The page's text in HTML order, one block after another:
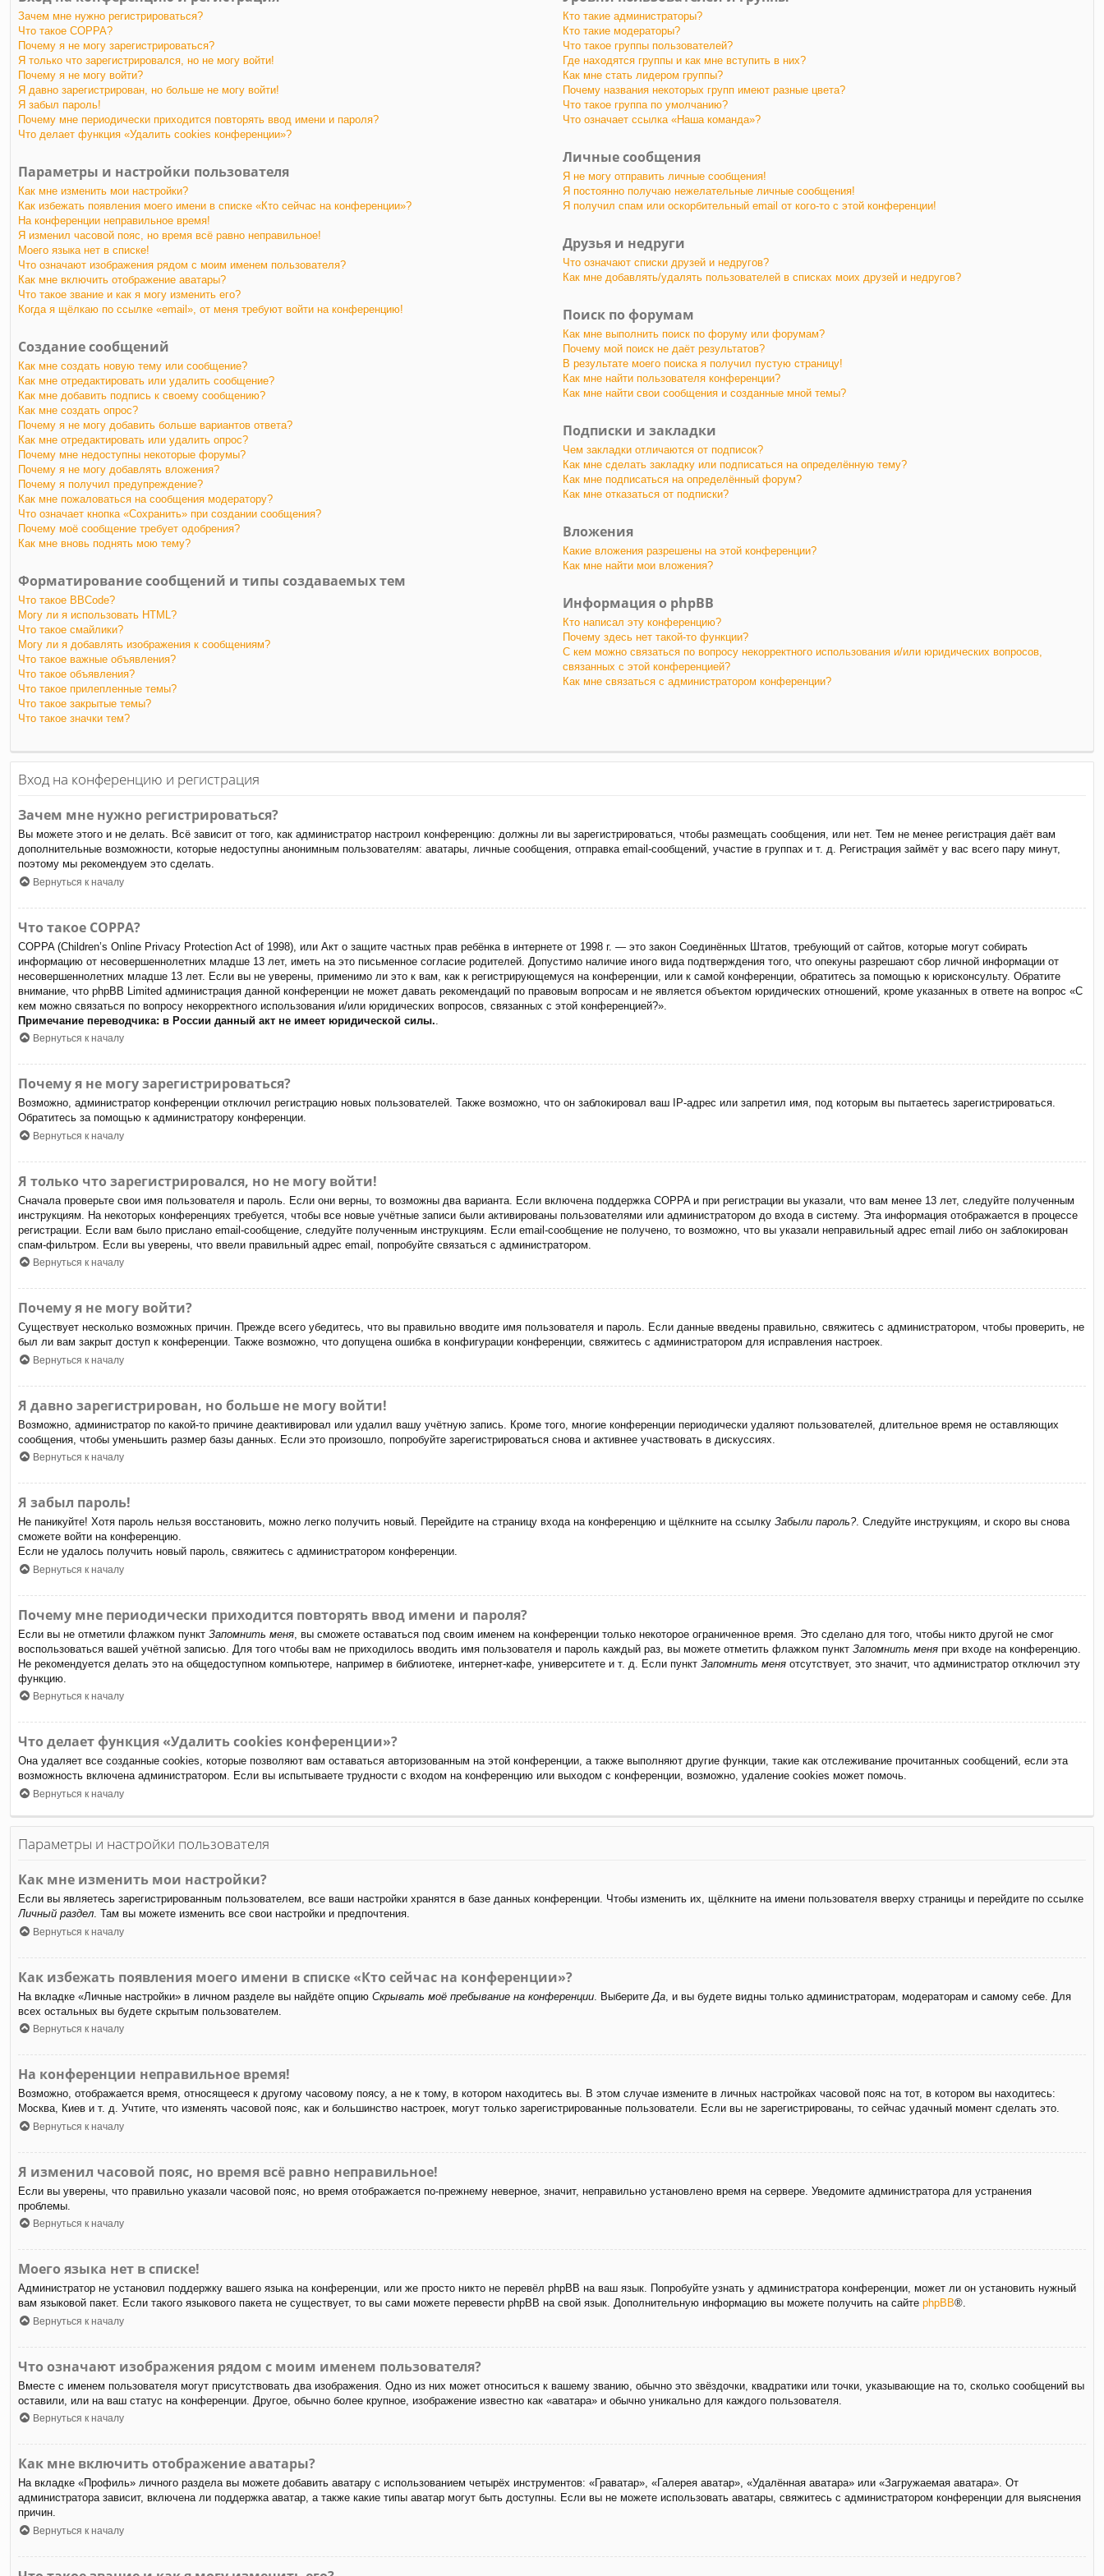
Зачем мне нужно регистрироваться?
Что такое COPPA?
Почему я не могу зарегистрироваться?
Я только что зарегистрировался, но не могу войти!
Почему я не могу войти?
Я давно зарегистрирован, но больше не могу войти!
Я забыл пароль!
Почему мне периодически приходится повторять ввод имени и пароля?
Что делает функция «Удалить cookies конференции»?
Параметры и настройки пользователя
Как мне изменить мои настройки?
Как избежать появления моего имени в списке «Кто сейчас на конференции»?
На конференции неправильное время!
Я изменил часовой пояс, но время всё равно неправильное!
Моего языка нет в списке!
Что означают изображения рядом с моим именем пользователя?
Как мне включить отображение аватары?
Что такое звание и как я могу изменить его?
Когда я щёлкаю по ссылке «email», от меня требуют войти на конференцию!
Создание сообщений
Как мне создать новую тему или сообщение?
Как мне отредактировать или удалить сообщение?
Как мне добавить подпись к своему сообщению?
Как мне создать опрос?
Почему я не могу добавить больше вариантов ответа?
Как мне отредактировать или удалить опрос?
Почему мне недоступны некоторые форумы?
Почему я не могу добавлять вложения?
Почему я получил предупреждение?
Как мне пожаловаться на сообщения модератору?
Что означает кнопка «Сохранить» при создании сообщения?
Почему моё сообщение требует одобрения?
Как мне вновь поднять мою тему?
Форматирование сообщений и типы создаваемых тем
Что такое BBCode?
Могу ли я использовать HTML?
Что такое смайлики?
Могу ли я добавлять изображения к сообщениям?
Что такое важные объявления?
Что такое объявления?
Что такое прилепленные темы?
Что такое закрытые темы?
Что такое значки тем?
Кто такие администраторы?
Кто такие модераторы?
Что такое группы пользователей?
Где находятся группы и как мне вступить в них?
Как мне стать лидером группы?
Почему названия некоторых групп имеют разные цвета?
Что такое группа по умолчанию?
Что означает ссылка «Наша команда»?
Личные сообщения
Я не могу отправить личные сообщения!
Я постоянно получаю нежелательные личные сообщения!
Я получил спам или оскорбительный email от кого-то с этой конференции!
Друзья и недруги
Что означают списки друзей и недругов?
Как мне добавлять/удалять пользователей в списках моих друзей и недругов?
Поиск по форумам
Как мне выполнить поиск по форуму или форумам?
Почему мой поиск не даёт результатов?
В результате моего поиска я получил пустую страницу!
Как мне найти пользователя конференции?
Как мне найти свои сообщения и созданные мной темы?
Подписки и закладки
Чем закладки отличаются от подписок?
Как мне сделать закладку или подписаться на определённую тему?
Как мне подписаться на определённый форум?
Как мне отказаться от подписки?
Вложения
Какие вложения разрешены на этой конференции?
Как мне найти мои вложения?
Информация о phpBB
Кто написал эту конференцию?
Почему здесь нет такой-то функции?
С кем можно связаться по вопросу некорректного использования и/или юридических вопросов,
связанных с этой конференцией?
Как мне связаться с администратором конференции?
Вход на конференцию и регистрация
Зачем мне нужно регистрироваться?
Вы можете этого и не делать. Всё зависит от того, как администратор настроил конференцию: должны ли вы зарегистрироваться, чтобы размещать сообщения, или нет. Тем не менее регистрация даёт вам
дополнительные возможности, которые недоступны анонимным пользователям: аватары, личные сообщения, отправка email-сообщений, участие в группах и т. д. Регистрация займёт у вас всего пару минут,
поэтому мы рекомендуем это сделать.
Вернуться к началу
Что такое COPPA?
COPPA (Children’s Online Privacy Protection Act of 1998), или Акт о защите частных прав ребёнка в интернете от 1998 г. — это закон Соединённых Штатов, требующий от сайтов, которые могут собирать
информацию от несовершеннолетних младше 13 лет, иметь на это письменное согласие родителей. Допустимо наличие иного вида подтверждения того, что опекуны разрешают сбор личной информации от
несовершеннолетних младше 13 лет. Если вы не уверены, применимо ли это к вам, как к регистрирующемуся на конференции, или к самой конференции, обратитесь за помощью к юрисконсульту. Обратите
внимание, что phpBB Limited администрация данной конференции не может давать рекомендаций по правовым вопросам и не является объектом юридических отношений, кроме указанных в ответе на вопрос «С
кем можно связаться по вопросу некорректного использования и/или юридических вопросов, связанных с этой конференцией?».
Примечание переводчика: в России данный акт не имеет юридической силы.
Вернуться к началу
Почему я не могу зарегистрироваться?
Возможно, администратор конференции отключил регистрацию новых пользователей. Также возможно, что он заблокировал ваш IP-адрес или запретил имя, под которым вы пытаетесь зарегистрироваться.
Обратитесь за помощью к администратору конференции.
Вернуться к началу
Я только что зарегистрировался, но не могу войти!
Сначала проверьте свои имя пользователя и пароль. Если они верны, то возможны два варианта. Если включена поддержка COPPA и при регистрации вы указали, что вам менее 13 лет, следуйте полученным
инструкциям. На некоторых конференциях требуется, чтобы все новые учётные записи были активированы пользователями или администратором до входа в систему. Эта информация отображается в процессе
регистрации. Если вам было прислано email-сообщение, следуйте полученным инструкциям. Если email-сообщение не получено, то возможно, что вы указали неправильный адрес email либо он заблокирован
спам-фильтром. Если вы уверены, что ввели правильный адрес email, попробуйте связаться с администратором.
Вернуться к началу
Почему я не могу войти?
Существует несколько возможных причин. Прежде всего убедитесь, что вы правильно вводите имя пользователя и пароль. Если данные введены правильно, свяжитесь с администратором, чтобы проверить, не
был ли вам закрыт доступ к конференции. Также возможно, что допущена ошибка в конфигурации конференции, свяжитесь с администратором для исправления настроек.
Вернуться к началу
Я давно зарегистрирован, но больше не могу войти!
Возможно, администратор по какой-то причине деактивировал или удалил вашу учётную запись. Кроме того, многие конференции периодически удаляют пользователей, длительное время не оставляющих
сообщения, чтобы уменьшить размер базы данных. Если это произошло, попробуйте зарегистрироваться снова и активнее участвовать в дискуссиях.
Вернуться к началу
Я забыл пароль!
Не паникуйте! Хотя пароль нельзя восстановить, можно легко получить новый. Перейдите на страницу входа на конференцию и щёлкните на ссылку Забыли пароль?. Следуйте инструкциям, и скоро вы снова
сможете войти на конференцию.
Если не удалось получить новый пароль, свяжитесь с администратором конференции.
Вернуться к началу
Почему мне периодически приходится повторять ввод имени и пароля?
Если вы не отметили флажком пункт Запомнить меня , вы сможете оставаться под своим именем на конференции только некоторое ограниченное время. Это сделано для того, чтобы никто другой не смог
воспользоваться вашей учётной записью. Для того чтобы вам не приходилось вводить имя пользователя и пароль каждый раз, вы можете отметить флажком пункт Запомнить меня при входе на конференцию.
Не рекомендуется делать это на общедоступном компьютере, например в библиотеке, интернет-кафе, университете и т. д. Если пункт Запомнить меня отсутствует, это значит, что администратор отключил эту
функцию.
Вернуться к началу
Что делает функция «Удалить cookies конференции»?
Она удаляет все созданные cookies, которые позволяют вам оставаться авторизованным на этой конференции, а также выполняют другие функции, такие как отслеживание прочитанных сообщений, если эта
возможность включена администратором. Если вы испытываете трудности с входом на конференцию или выходом с конференции, возможно, удаление cookies может помочь.
Вернуться к началу
Параметры и настройки пользователя
Как мне изменить мои настройки?
Если вы являетесь зарегистрированным пользователем, все ваши настройки хранятся в базе данных конференции. Чтобы изменить их, щёлкните на имени пользователя вверху страницы и перейдите по ссылке
Личный раздел. Там вы можете изменить все свои настройки и предпочтения.
Вернуться к началу
Как избежать появления моего имени в списке «Кто сейчас на конференции»?
На вкладке «Личные настройки» в личном разделе вы найдёте опцию Скрывать моё пребывание на конференции . Выберите Да , и вы будете видны только администраторам, модераторам и самому себе. Для
всех остальных вы будете скрытым пользователем.
Вернуться к началу
На конференции неправильное время!
Возможно, отображается время, относящееся к другому часовому поясу, а не к тому, в котором находитесь вы. В этом случае измените в личных настройках часовой пояс на тот, в котором вы находитесь:
Москва, Киев и т. д. Учтите, что изменять часовой пояс, как и большинство настроек, могут только зарегистрированные пользователи. Если вы не зарегистрированы, то сейчас удачный момент сделать это.
Вернуться к началу
Я изменил часовой пояс, но время всё равно неправильное!
Если вы уверены, что правильно указали часовой пояс, но время отображается по-прежнему неверное, значит, неправильно установлено время на сервере. Уведомите администратора для устранения
проблемы.
Вернуться к началу
Моего языка нет в списке!
Администратор не установил поддержку вашего языка на конференции, или же просто никто не перевёл phpBB на ваш язык. Попробуйте узнать у администратора конференции, может ли он установить нужный
вам языковой пакет. Если такого языкового пакета не существует, то вы сами можете перевести phpBB на свой язык. Дополнительную информацию вы можете получить на сайте phpBB®.
Вернуться к началу
Что означают изображения рядом с моим именем пользователя?
Вместе с именем пользователя могут присутствовать два изображения. Одно из них может относиться к вашему званию, обычно это звёздочки, квадратики или точки, указывающие на то, сколько сообщений вы
оставили, или на ваш статус на конференции. Другое, обычно более крупное, изображение известно как «аватара» и обычно уникально для каждого пользователя.
Вернуться к началу
Как мне включить отображение аватары?
На вкладке «Профиль» личного раздела вы можете добавить аватару с использованием четырёх инструментов: «Граватар», «Галерея аватар», «Удалённая аватара» или «Загружаемая аватара». От
администратора зависит, включена ли поддержка аватар, а также какие типы аватар могут быть доступны. Если вы не можете использовать аватары, свяжитесь с администратором конференции для выяснения
причин.
Вернуться к началу